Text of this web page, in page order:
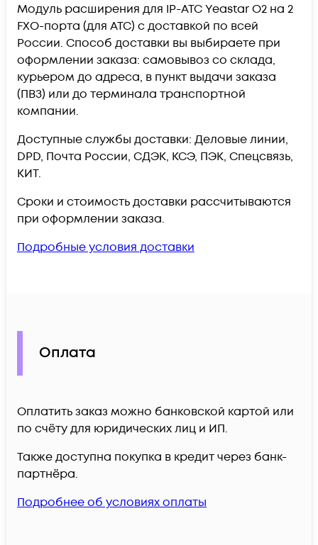
Модуль расширения для IP-АТС Yeastar O2 на 2
FXO-порта (для АТС) c доставкой по всей
России. Способ доставки вы выбираете при
оформлении заказа: самовывоз со склада,
курьером до адреса, в пункт выдачи заказа
(ПВЗ) или до терминала транспортной
компании.
Доступные службы доставки: Деловые линии,
DPD, Почта России, СДЭК, КСЭ, ПЭК, Спецсвязь,
КИТ.
Сроки и стоимость доставки рассчитываются
при оформлении заказа.
Подробные условия доставки
Оплата
Оплатить заказ можно банковской картой или
по счёту для юридических лиц и ИП.
Также доступна покупка в кредит через банк-
партнёра.
Подробнее об условиях оплаты